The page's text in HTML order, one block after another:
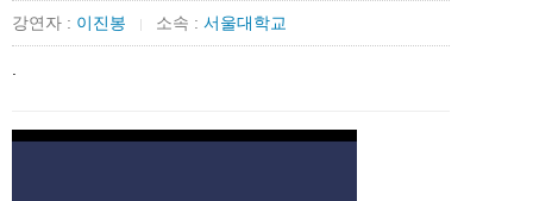
강연자 : 이진봉 | 소속 : 서울대학교